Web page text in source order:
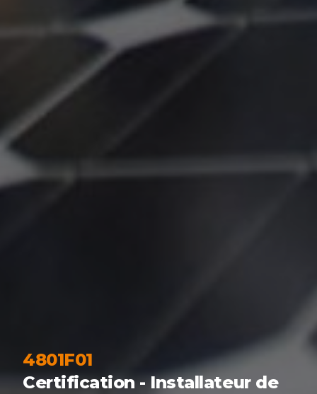
4801F01
Certification - Installateur de